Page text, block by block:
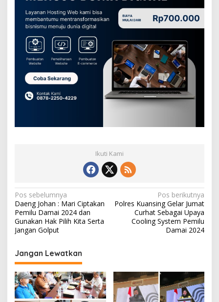
m
a
Ikuti Kami
N
a
v
i
g
a
s
i
Pos sebelumnya
Daeng Johan : Mari Ciptakan
Pemilu Damai 2024 dan
Gunakan Hak Pilih Kita Serta
Jangan Golput
Pos berikutnya
Polres Kuansing Gelar Jumat
Curhat Sebagai Upaya
Cooling System Pemilu
Damai 2024
Jangan Lewatkan